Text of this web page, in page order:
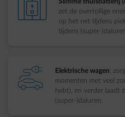
element-charge-wall Slimme thuisbatterij
zet de overtollige
op het net tijdens
tijdens (super-
element-charge-car Elektrische wagen:
momenten met veel
hebt), en verder laadt
(super-)daluren. ​